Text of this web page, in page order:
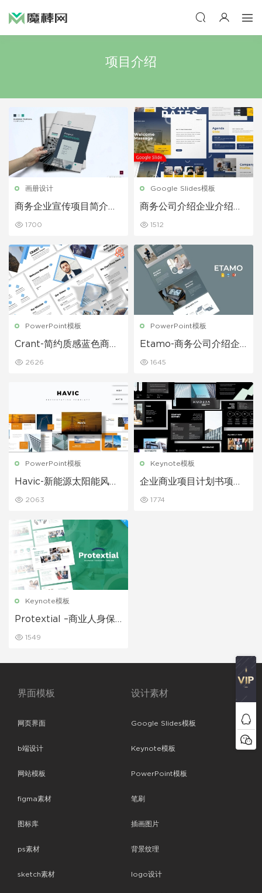
项目介绍
画册设计
商务企业宣传项目简介手
1700
Google Slides模板
商务公司介绍企业介绍公
板
1512
PowerPoint模板
Crant-简约质感蓝色商业
2626
PowerPoint模板
Etamo-商务公司介绍企
1645
PowerPoint模板
Havic-新能源太阳能风力
板
2063
Keynote模板
企业商业项目计划书项目
e模板
1774
Keynote模板
Protextial –商业人身保
PPT模板
1549
界面模板
网页界面
b端设计
网站模板
figma素材
图标库
ps素材
sketch素材
设计素材
Google Slides模板
Keynote模板
PowerPoint模板
笔刷
插画图片
背景纹理
logo设计